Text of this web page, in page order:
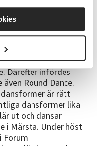
hösten 1985
Square-,
har huvudsakligen
samarbetar med
första 10 åren
Därefter infördes
även Round Dance.
dansformer är rätt
dansformer lika
ut och dansar
i Märsta. Under höst
Forum